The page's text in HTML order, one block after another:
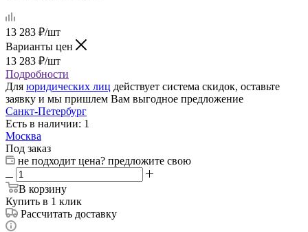
13 283 ₽/шт
Варианты цен
13 283 ₽/шт
Подробности
Для юридических лиц действует система скидок, оставьте
заявку и мы пришлем Вам выгодное предложение
Санкт-Петербург
Есть в наличии: 1
Москва
Под заказ
не подходит цена? предложите свою
В корзину
Купить в 1 клик
Рассчитать доставку